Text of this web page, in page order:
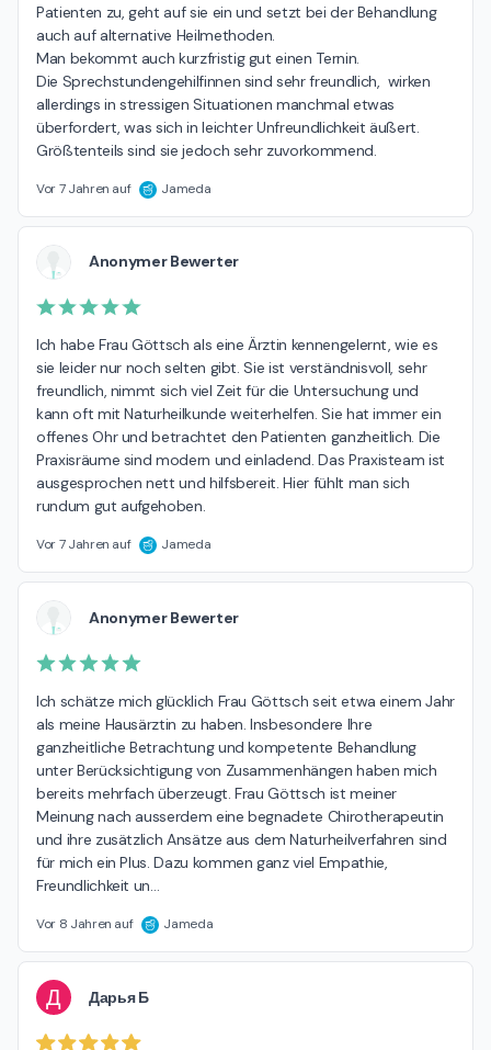
Patienten zu, geht auf sie ein und setzt bei der Behandlung
auch auf alternative Heilmethoden.
Man bekommt auch kurzfristig gut einen Ternin.
Die Sprechstundengehilfinnen sind sehr freundlich,  wirken
allerdings in stressigen Situationen manchmal etwas
überfordert, was sich in leichter Unfreundlichkeit äußert.
Größtenteils sind sie jedoch sehr zuvorkommend.
Vor 7 Jahren auf Jameda
Anonymer Bewerter
Ich habe Frau Göttsch als eine Ärztin kennengelernt, wie es
sie leider nur noch selten gibt. Sie ist verständnisvoll, sehr
freundlich, nimmt sich viel Zeit für die Untersuchung und
kann oft mit Naturheilkunde weiterhelfen. Sie hat immer ein
offenes Ohr und betrachtet den Patienten ganzheitlich. Die
Praxisräume sind modern und einladend. Das Praxisteam ist
ausgesprochen nett und hilfsbereit. Hier fühlt man sich
rundum gut aufgehoben.
Vor 7 Jahren auf Jameda
Anonymer Bewerter
Ich schätze mich glücklich Frau Göttsch seit etwa einem Jahr
als meine Hausärztin zu haben. Insbesondere Ihre
ganzheitliche Betrachtung und kompetente Behandlung
unter Berücksichtigung von Zusammenhängen haben mich
bereits mehrfach überzeugt. Frau Göttsch ist meiner
Meinung nach ausserdem eine begnadete Chirotherapeutin
und ihre zusätzlich Ansätze aus dem Naturheilverfahren sind
für mich ein Plus. Dazu kommen ganz viel Empathie,
Freundlichkeit un…
Vor 8 Jahren auf Jameda
Д Дарья Б